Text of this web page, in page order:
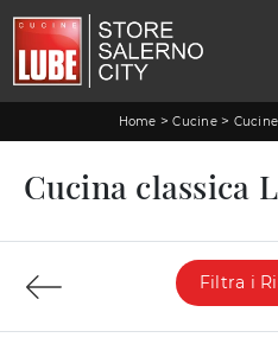
Home >Cucine>
Cucina classica
Filtra i